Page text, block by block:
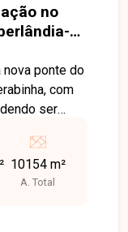
no
nova ponte do
com
ser
10154 m²
A. Total